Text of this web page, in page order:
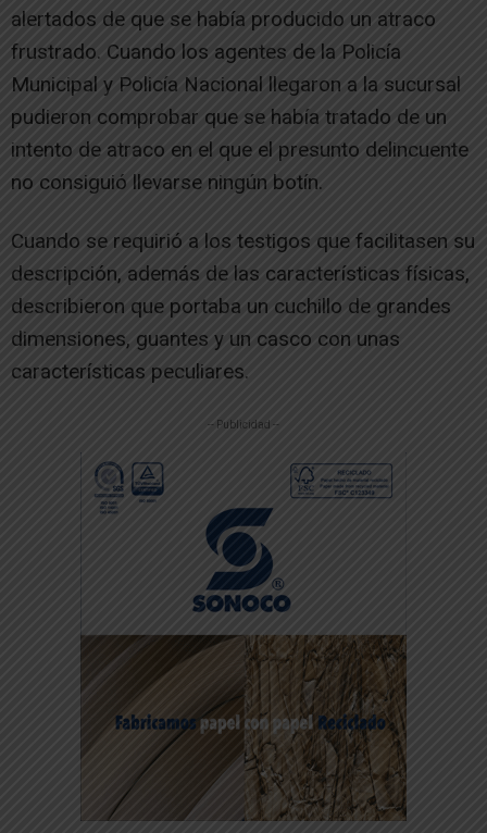
alertados de que se había producido un atraco
frustrado. Cuando los agentes de la Policía
Municipal y Policía Nacional llegaron a la sucursal
pudieron comprobar que se había tratado de un
intento de atraco en el que el presunto delincuente
no consiguió llevarse ningún botín.
Cuando se requirió a los testigos que facilitasen su
descripción, además de las características físicas,
describieron que portaba un cuchillo de grandes
dimensiones, guantes y un casco con unas
características peculiares.
-- Publicidad --